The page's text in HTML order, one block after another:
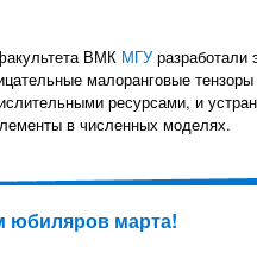
ВМК МГУразработали
малоранговые
ресурсами, и
в численных моделях.
юбиляров марта!